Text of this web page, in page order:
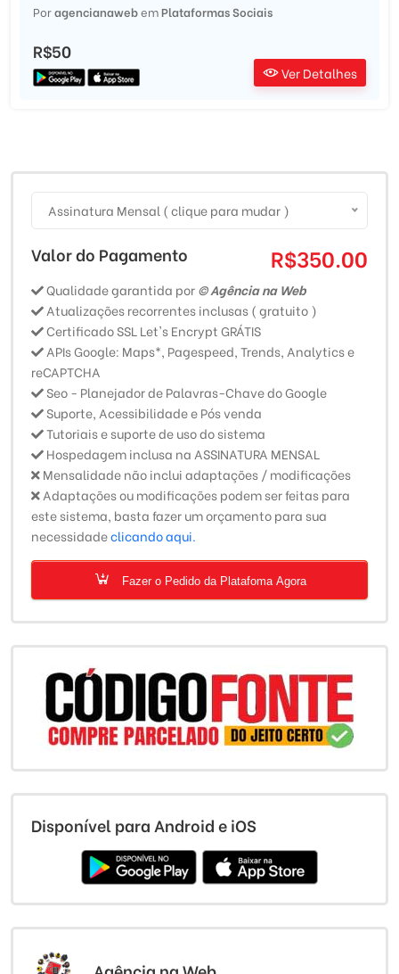
PoragencianawebemPlataformas Sociais
R$50
Ver Detalhes
Assinatura Mensal ( clique para mudar )
Valor do Pagamento R$350.00
Qualidade garantida por© Agência na Web
Atualizações recorrentes inclusas ( gratuito )
Certificado SSL Let's Encrypt GRÁTIS
APIs Google: Maps*, Pagespeed, Trends, Analytics e
reCAPTCHA
Seo - Planejador de Palavras-Chave do Google
Suporte, Acessibilidade e Pós venda
Tutoriais e suporte de uso do sistema
Hospedagem inclusa na ASSINATURA MENSAL
Mensalidade não inclui adaptações / modificações
Adaptações ou modificações podem ser feitas para
este sistema, basta fazer um orçamento para sua
necessidadeclicando aqui.
Fazer o Pedido da Platafoma Agora
Disponível para Android e iOS